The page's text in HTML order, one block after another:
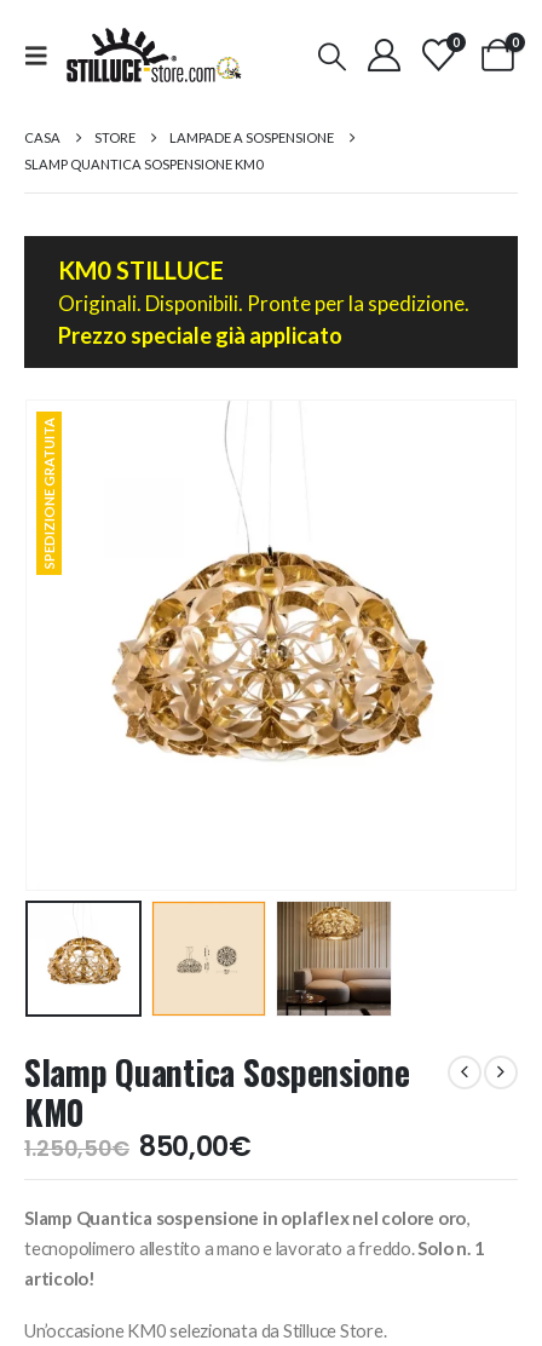
0 0
CASA STORE
LAMPADE A SOSPENSIONE
SLAMP QUANTICA SOSPENSIONE KM0
KM0 STILLUCE
Originali. Disponibili. Pronte per la spedizione.
Prezzo speciale già applicato
SPEDIZIONE GRATUITA
SPEDIZIONE GRATUITA
Slamp Quantica Sospensione
KM0
1.250,50€ Il
prezzo
era:
1.250,50€.
850,00€Il
prezzo
è:
850,00€.
Slamp Quantica sospensione in oplaflex nel colore oro,
tecnopolimero allestito a mano e lavorato a freddo.Solo n. 1
articolo!
Un’occasione KM0 selezionata da Stilluce Store.